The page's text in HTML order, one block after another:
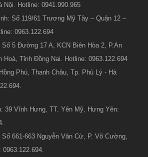
Nội. Hotline: 0941.990.965
Số 119/61 Trương Mỹ Tây – Quận 12 –
0963.122.694
Số 5 Đường 17 A, KCN Biên Hòa 2, P.An
Hoà, Tỉnh Đồng Nai. Hotline: 0963.122.694
Phú, Thanh Châu, Tp. Phủ Lý - Hà
39 Vĩnh Hưng, TT. Yên Mỹ, Hưng Yên:
661-663 Nguyễn Văn Cừ, P. Võ Cường,